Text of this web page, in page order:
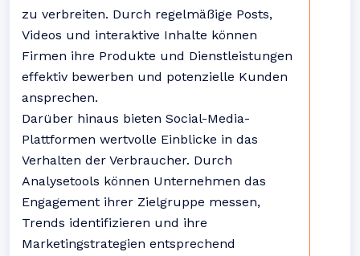
zu verbreiten. Durch regelmäßige Posts,
Videos und interaktive Inhalte können
Firmen ihre Produkte und Dienstleistungen
effektiv bewerben und potenzielle Kunden
ansprechen.
Darüber hinaus bieten Social-Media-
Plattformen wertvolle Einblicke in das
Verhalten der Verbraucher. Durch
Analysetools können Unternehmen das
Engagement ihrer Zielgruppe messen,
Trends identifizieren und ihre
Marketingstrategien entsprechend